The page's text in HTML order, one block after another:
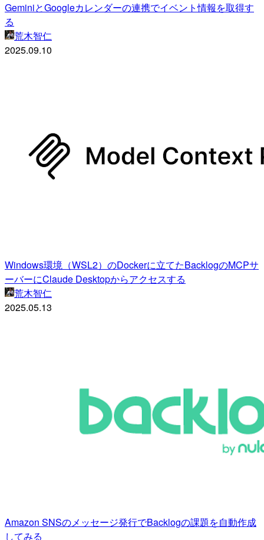
GeminiとGoogleカレンダーの連携でイベント情報を取得す
る
荒木智仁
2025.09.10
Windows環境（WSL2）のDockerに立てたBacklogのMCPサ
ーバーにClaude Desktopからアクセスする
荒木智仁
2025.05.13
Amazon SNSのメッセージ発行でBacklogの課題を自動作成
してみる